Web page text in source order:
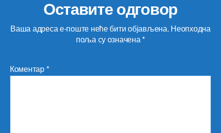
Оставите одговор
Ваша адреса е-поште неће бити објављена. Неопходна
поља су означена*
Коментар*